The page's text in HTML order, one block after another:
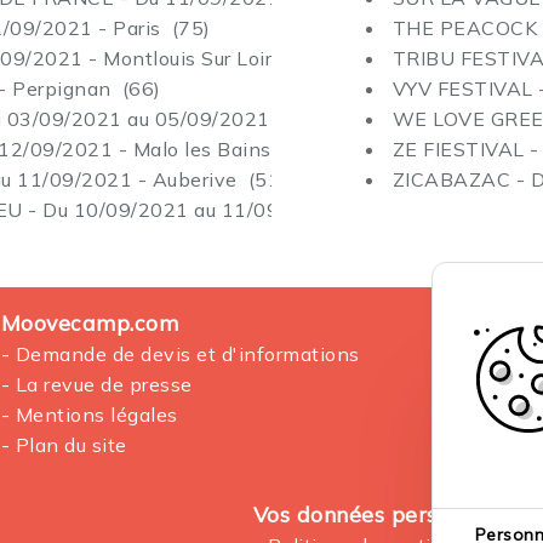
09/2021 - Paris (75)
2021 - Montlouis Sur Loire (37)
Perpignan (66)
03/09/2021 au 05/09/2021 - Toul (54)
09/2021 - Malo les Bains (59)
11/09/2021 - Auberive (51)
- Du 10/09/2021 au 11/09/2021 - Bourgoin Jallieu
THE
TRIBU
VYV
WE LOVE
ZE
ZICABAZAC -
Moovecamp.com
- Demande de devis et d'informations
- La revue de presse
- Mentions légales
- Plan du site
Vos données personnelles